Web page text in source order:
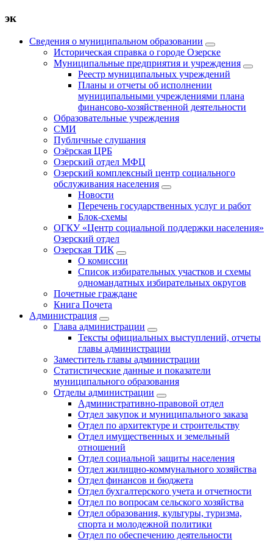
эк
Сведения о муниципальном образовании
Историческая справка о городе Озерске
Муниципальные предприятия и учреждения
Реестр муниципальных учреждений
Планы и отчеты об исполнении
муниципальными учреждениями плана
финансово-хозяйственной деятельности
Образовательные учреждения
СМИ
Публичные слушания
Озёрская ЦРБ
Озерский отдел МФЦ
Озерский комплексный центр социального
обслуживания населения
Новости
Перечень государственных услуг и работ
Блок-схемы
ОГКУ «Центр социальной поддержки населения»
Озерский отдел
Озерская ТИК
О комиссии
Список избирательных участков и схемы
одномандатных избирательных округов
Почетные граждане
Книга Почета
Администрация
Глава администрации
Тексты официальных выступлений, отчеты
главы администрации
Заместитель главы администрации
Статистические данные и показатели
муниципального образования
Отделы администрации
Административно-правовой отдел
Отдел закупок и муниципального заказа
Отдел по архитектуре и строительству
Отдел имущественных и земельный
отношений
Отдел социальной защиты населения
Отдел жилищно-коммунального хозяйства
Отдел финансов и бюджета
Отдел бухгалтерского учета и отчетности
Отдел по вопросам сельского хозяйства
Отдел образования, культуры, туризма,
спорта и молодежной политики
Отдел по обеспечению деятельности